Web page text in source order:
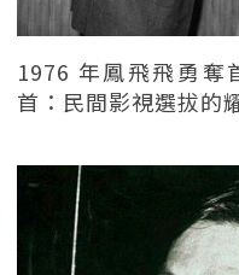
1976 年鳳飛飛勇奪
首：民間影視選拔的